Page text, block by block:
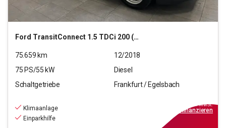
Ford TransitConnect 1.5 TDCi 200 (L1)
75.659 km
12/2018
75 PS/55 kW
Diesel
Schaltgetriebe
Frankfurt / Egelsbach
Klimaanlage
Einparkhilfe
inkl.MwSt.
finanzieren